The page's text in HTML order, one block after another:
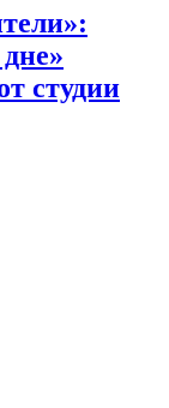
студии